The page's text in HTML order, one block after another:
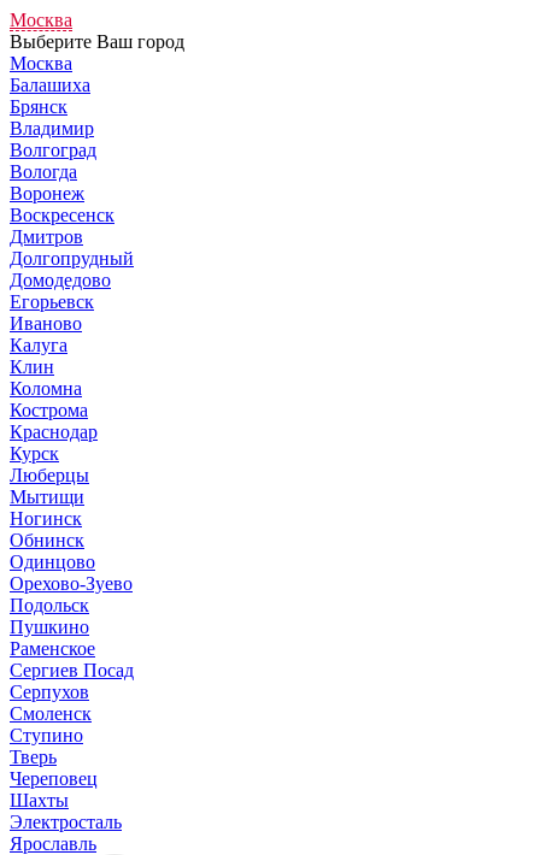
Москва
Выберите Ваш город
Москва
Балашиха
Брянск
Владимир
Волгоград
Вологда
Воронеж
Воскресенск
Дмитров
Долгопрудный
Домодедово
Егорьевск
Иваново
Калуга
Клин
Коломна
Кострома
Краснодар
Курск
Люберцы
Мытищи
Ногинск
Обнинск
Одинцово
Орехово-Зуево
Подольск
Пушкино
Раменское
Сергиев Посад
Серпухов
Смоленск
Ступино
Тверь
Череповец
Шахты
Электросталь
Ярославль